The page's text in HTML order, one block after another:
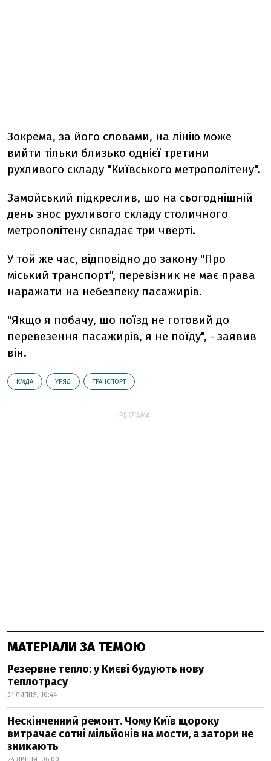
Зокрема, за його словами, на лінію може
вийти тільки близько однієї третини
рухливого складу "Київського метрополітену".
Замойський підкреслив, що на сьогоднішній
день знос рухливого складу столичного
метрополітену складає три чверті.
У той же час, відповідно до закону "Про
міський транспорт", перевізник не має права
наражати на небезпеку пасажирів.
"Якщо я побачу, що поїзд не готовий до
перевезення пасажирів, я не поїду", - заявив
він.
КМДА УРЯД ТРАНСПОРТ
РЕКЛАМА:
МАТЕРІАЛИ ЗА ТЕМОЮ
Резервне тепло: у Києві будують нову
теплотрасу
31 ЛИПНЯ, 10:44
Нескінченний ремонт. Чому Київ щороку
витрачає сотні мільйонів на мости, а затори не
зникають